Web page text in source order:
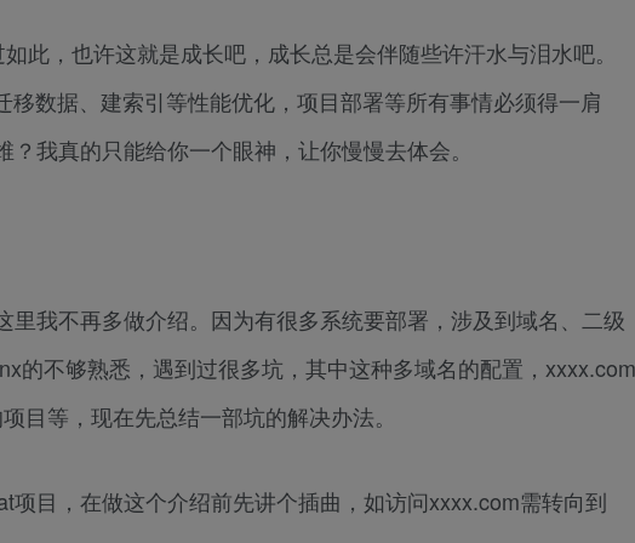
此，也许这就是成长吧，成长总是会伴随些许汗水与泪水吧。
数据、建索引等性能优化，项目部署等所有事情必须得一肩
我真的只能给你一个眼神，让你慢慢去体会。
我不再多做介绍。因为有很多系统要部署，涉及到域名、二级
的不够熟悉，遇到过很多坑，其中这种多域名的配置，xxxx.com
目等，现在先总结一部坑的解决办法。
目，在做这个介绍前先讲个插曲，如访问xxxx.com需转向到